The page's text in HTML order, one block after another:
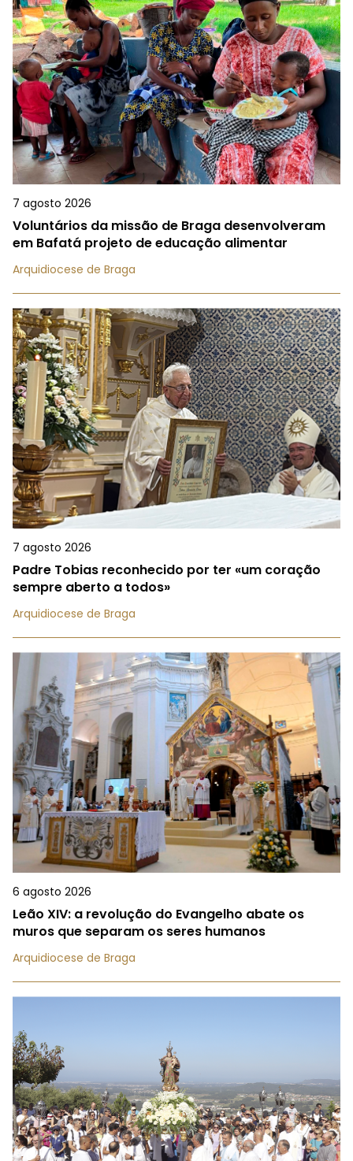
7 agosto 2026
Voluntários da missão de Braga desenvolveram
em Bafatá projeto de educação alimentar
Arquidiocese de Braga
7 agosto 2026
Padre Tobias reconhecido por ter «um coração
sempre aberto a todos»
Arquidiocese de Braga
6 agosto 2026
Leão XIV: a revolução do Evangelho abate os
muros que separam os seres humanos
Arquidiocese de Braga